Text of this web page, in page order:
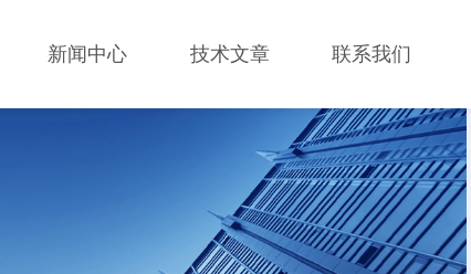
新闻中心 技术文章 联系我们